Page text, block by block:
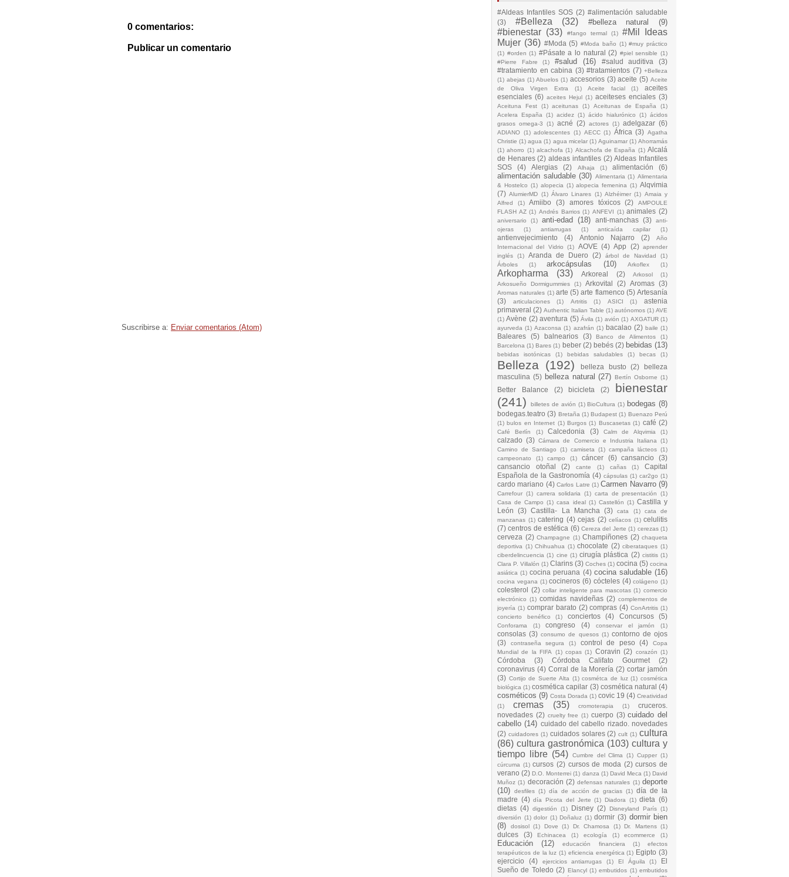
0 comentarios:
Publicar un comentario
Suscribirse a: Enviar comentarios (Atom)
#Aldeas Infantiles SOS (2) #alimentación saludable
(3)
#Belleza (32) #belleza natural (9)
#bienestar (33) #fango termal (1)
#Mil Ideas
Mujer (36) #Moda (5) #Moda baño (1) #muy práctico
(1) #orden (1) #Pásate a lo natural (2) #piel sensible (1)
#Pierre Fabre
(1) #salud (16) #salud auditiva
(3)
#tratamiento en cabina (3) #tratamientos (7) +Belleza
(1) abejas (1) Abuelos (1) accesorios (3) aceite (5) Aceite
de Oliva Virgen Extra
(1) Aceite facial (1)
aceites
esenciales (6) aceites Hejul (1) aceiteses enciales (3)
Aceituna Fest (1) aceitunas (1) Aceitunas de España
(1)
Acelera España (1) acidez (1) ácido hialurónico (1) ácidos
grasos omega-3
(1) acné (2) actores (1) adelgazar (6)
ADIANO (1) adolescentes (1) AECC (1) África (3) Agatha
Christie (1) agua (1) agua micelar (1) Aguinamar (1) Ahorramás
(1) ahorro (1) alcachofa (1) Alcachofa de España (1) Alcalá
de Henares (2) aldeas infantiles (2) Aldeas Infantiles
SOS
(4) Alergias (2) Alhaja (1) alimentación (6)
alimentación saludable (30) Alimentaria (1) Alimentaria
& Hostelco (1) alopecia (1) alopecia femenina (1) Alqvimia
(7) AlumierMD (1) Álvaro Linares (1) Alzhéimer (1) Amaia y
Alfred
(1) Amiibo (3) amores tóxicos (2)
AMPOULE
FLASH AZ (1) Andrés Barrios (1) ANFEVI (1) animales (2)
aniversario (1) anti-edad (18) anti-manchas (3)
anti-
ojeras
(1) antiarrugas (1) anticaída capilar (1)
antienvejecimiento (4) Antonio Najarro (2)
Año
Internacional del Vidrio
(1) AOVE (4) App (2) aprender
inglés
(1) Aranda de Duero (2) árbol de Navidad
(1)
Árboles
(1) arkocápsulas (10) Arkoflex (1)
Arkopharma (33) Arkoreal (2) Arkosol
(1)
Arkosueño Dormigummies
(1) Arkovital (2) Aromas (3)
Aromas naturales (1) arte (5) arte flamenco (5) Artesanía
(3)
articulaciones (1) Artritis (1) ASICI (1)
astenia
primaveral (2) Authentic Italian Table (1) autónomos (1) AVE
(1) Avène (2) aventura (5) Ávila (1) avión (1) AXGATUR (1)
ayurveda (1) Azaconsa (1) azafrán (1) bacalao (2) baile (1)
Baleares (5) balnearios (3) Banco de Alimentos
(1)
Barcelona (1) Bares (1) beber (2) bebés (2) bebidas (13)
bebidas isotónicas (1) bebidas saludables (1) becas (1)
Belleza (192) belleza busto (2)
belleza
masculina (5) belleza natural (27) Bertín Osborne (1)
Better Balance (2) bicicleta (2)
bienestar
(241)
billetes de avión (1) BioCultura (1) bodegas (8)
bodegas.teatro (3) Bretaña (1) Budapest (1) Buenazo Perú
(1) bulos en Internet (1) Burgos (1) Buscasetas (1) café (2)
Café Berlín (1) Calcedonia (3) Calm de Alqvimia (1)
calzado (3) Cámara de Comercio e Industria Italiana (1)
Camino de Santiago
(1) camiseta (1) campaña lácteos (1)
campeonato
(1) campo (1) cáncer (6) cansancio
(3)
cansancio otoñal
(2) cante (1) cañas (1)
Capital
Española de la Gastronomía (4) cápsulas (1) car2go (1)
cardo mariano (4) Carlos Latre (1) Carmen Navarro (9)
Carrefour (1) carrera solidaria (1) carta de presentación
(1)
Casa de Campo (1) casa ideal (1) Castellón (1) Castilla y
León
(3) Castilla- La Mancha (3) cata (1)
cata de
manzanas (1) catering (4) cejas (2) celíacos (1) celulitis
(7) centros de estética (6) Cereza del Jerte (1) cerezas (1)
cerveza (2) Champagne (1) Champiñones (2) chaqueta
deportiva (1) Chihuahua (1) chocolate (2) ciberataques (1)
ciberdelincuencia (1) cine (1) cirugía plástica (2) cistitis (1)
Clara P. Villalón (1) Clarins (3) Coches (1) cocina (5) cocina
asiática (1) cocina peruana (4) cocina saludable (16)
cocina vegana (1) cocineros (6) cócteles (4) colágeno (1)
colesterol (2) collar inteligente para mascotas (1) comercio
electrónico (1) comidas navideñas (2) complementos de
joyería (1) comprar barato (2) compras (4) ConArtritis (1)
concierto benéfico
(1) conciertos (4) Concursos (5)
Conforama (1) congreso (4) conservar el jamón (1)
consolas (3) consumo de quesos (1) contorno de ojos
(3)
contraseña segura (1) control de peso (4)
Copa
Mundial de la FIFA (1) copas (1) Coravin (2) corazón (1)
Córdoba (3) Córdoba Califato Gourmet
(2)
coronavirus (4) Corral de la Morería (2) cortar jamón
(3) Cortijo de Suerte Alta (1) cosmétca de luz (1) cosmética
biológica (1) cosmética capilar (3) cosmética natural (4)
cosméticos (9) Costa Dorada (1) covic 19 (4) Creatividad
(1)
cremas (35) cromoterapia (1)
cruceros.
novedades (2) cruelty free (1) cuerpo (3) cuidado del
cabello (14) cuidado del cabello rizado. novedades
(2) cuidadores (1) cuidados solares (2) cult (1) cultura
(86) cultura gastronómica (103) cultura y
tiempo libre (54) Cumbre del Clima (1) Cupper (1)
cúrcuma (1) cursos (2) cursos de moda (2) cursos de
verano (2) D.O. Monterrei (1) danza (1) David Meca (1) David
Muñoz (1) decoración (2) defensas naturales (1) deporte
(10)
desfiles (1) día de acción de gracias (1) día de la
madre (4) día Picota del Jerte (1) Diadora (1) dieta (6)
dietas (4) digestión (1) Disney (2) Disneyland París (1)
diversión (1) dolor (1) Doñaluz (1) dormir (3) dormir bien
(8)
dosisol (1) Dove (1) Dr. Chamosa (1) Dr. Martens (1)
dulces (3) Echinacea (1) ecología (1) ecommerce (1)
Educación (12) educación financiera (1)
efectos
terapéuticos de la luz (1) eficiencia energética (1) Egipto (3)
ejercicio
(4) ejercicios antiarrugas (1) El Águila (1)
El
Sueño de Toledo (2) Elancyl (1) embutidos (1) embutidos